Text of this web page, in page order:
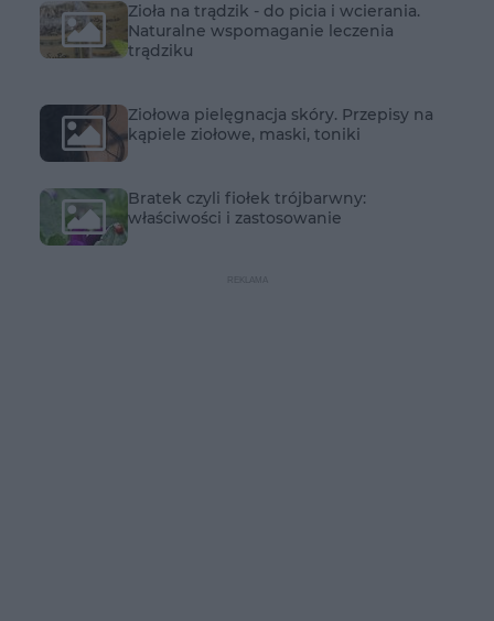
Zioła na trądzik - do picia i wcierania.
Naturalne wspomaganie leczenia
trądziku
Ziołowa pielęgnacja skóry. Przepisy na
kąpiele ziołowe, maski, toniki
Bratek czyli fiołek trójbarwny:
właściwości i zastosowanie